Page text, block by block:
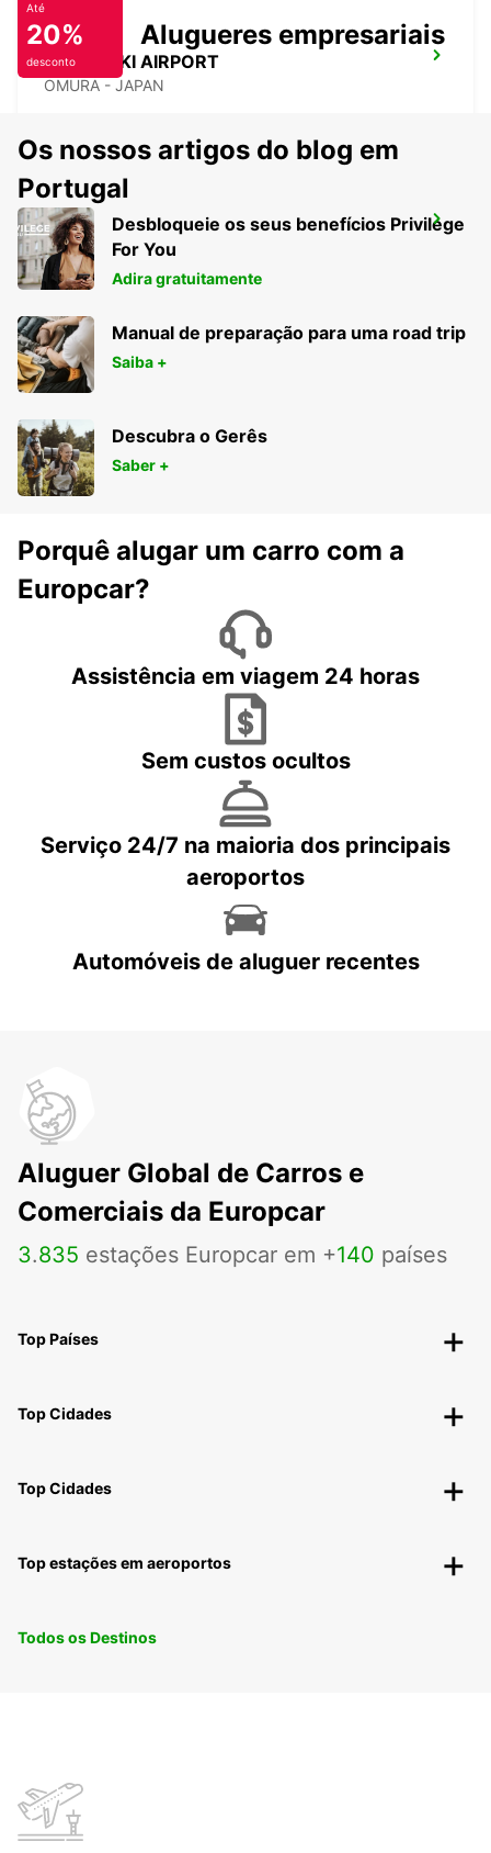
NAGASAKI AIRPORT
OMURA - JAPAN
YEOSU EXPO STATION
YEOSU - KOREA(SOUTH)
Até
20%
desconto
Alugueres empresariais
Os nossos artigos do blog em
Portugal
Desbloqueie os seus benefícios Privilege
For You
Adira gratuitamente
Manual de preparação para uma road trip
Saiba +
Descubra o Gerês
Saber +
Porquê alugar um carro com a
Europcar?
Assistência em viagem 24 horas
Sem custos ocultos
Serviço 24/7 na maioria dos principais
aeroportos
Automóveis de aluguer recentes
Aluguer Global de Carros e
Comerciais da Europcar
3.835 estações Europcar em +140 países
Top Países
Top Cidades
Top Cidades
Top estações em aeroportos
Todos os Destinos